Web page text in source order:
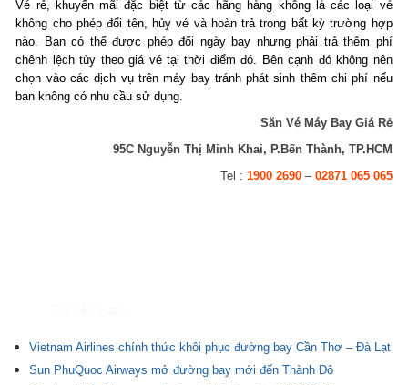
Vé rẻ, khuyến mãi đặc biệt từ các hãng hàng không là các loại vé
không cho phép đổi tên, hủy vé và hoàn trả trong bất kỳ trường hợp
nào. Bạn có thể được phép đổi ngày bay nhưng phải trả thêm phí
chênh lệch tùy theo giá vé tại thời điểm đó. Bên cạnh đó không nên
chọn vào các dịch vụ trên máy bay tránh phát sinh thêm chi phí nếu
bạn không có nhu cầu sử dụng.
Săn Vé Máy Bay Giá Rẻ
95C Nguyễn Thị Minh Khai, P.Bến Thành, TP.HCM
Tel : 1900 2690– 02871 065 065
Vietnam Airlines chính thức khôi phục đường bay Cần Thơ – Đà Lạt
Sun PhuQuoc Airways mở đường bay mới đến Thành Đô